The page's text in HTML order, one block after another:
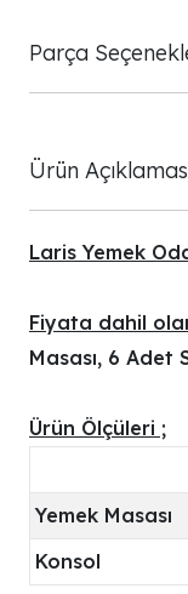
Parça
Ürün
Laris Yemek
Fiyata dahil
Masası, 6 Adet
Ürün Ölçüleri ;
Yemek Masası
Konsol